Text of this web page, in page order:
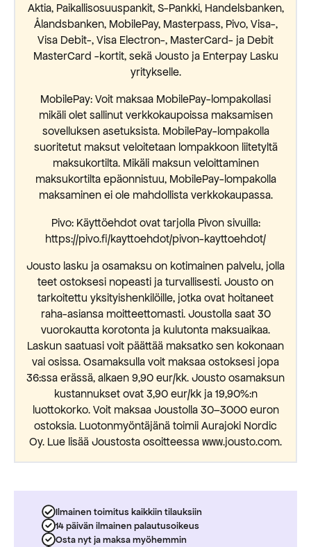
Aktia, Paikallisosuuspankit, S-Pankki, Handelsbanken,
Ålandsbanken, MobilePay, Masterpass, Pivo, Visa-,
Visa Debit-, Visa Electron-, MasterCard- ja Debit
MasterCard -kortit, sekä Jousto ja Enterpay Lasku
yritykselle.
MobilePay: Voit maksaa MobilePay-lompakollasi
mikäli olet sallinut verkkokaupoissa maksamisen
sovelluksen asetuksista. MobilePay-lompakolla
suoritetut maksut veloitetaan lompakkoon liitetyltä
maksukortilta. Mikäli maksun veloittaminen
maksukortilta epäonnistuu, MobilePay-lompakolla
maksaminen ei ole mahdollista verkkokaupassa.
Pivo: Käyttöehdot ovat tarjolla Pivon sivuilla:
https://pivo.fi/kayttoehdot/pivon-kayttoehdot/
Jousto lasku ja osamaksu on kotimainen palvelu, jolla
teet ostoksesi nopeasti ja turvallisesti. Jousto on
tarkoitettu yksityishenkilöille, jotka ovat hoitaneet
raha-asiansa moitteettomasti. Joustolla saat 30
vuorokautta korotonta ja kulutonta maksuaikaa.
Laskun saatuasi voit päättää maksatko sen kokonaan
vai osissa. Osamaksulla voit maksaa ostoksesi jopa
36:ssa erässä, alkaen 9,90 eur/kk. Jousto osamaksun
kustannukset ovat 3,90 eur/kk ja 19,90%:n
luottokorko. Voit maksaa Joustolla 30–3000 euron
ostoksia. Luotonmyöntäjänä toimii Aurajoki Nordic
Oy. Lue lisää Joustosta osoitteessa www.jousto.com.
Ilmainen toimitus kaikkiin tilauksiin
14 päivän ilmainen palautusoikeus
Osta nyt ja maksa myöhemmin